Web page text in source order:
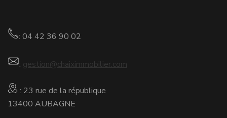
: 04 42 36 90 02
: gestion@chaiximmobilier.com
: 23 rue de la république
13400 AUBAGNE